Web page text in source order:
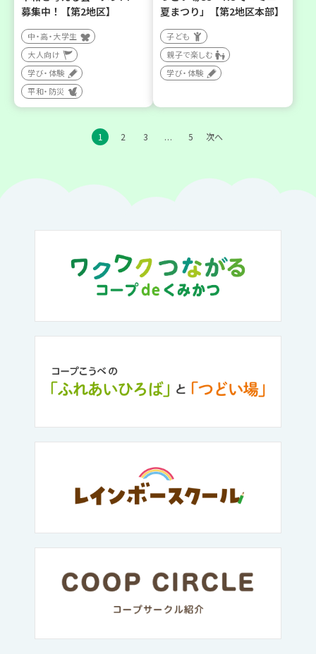
募集中！【第2地区】
中・高・大学生
大人向け
学び・体験
平和・防災
夏まつり」【第2地区本部】
子ども
親子で楽しむ
学び・体験
1 2 3 … 5 次へ